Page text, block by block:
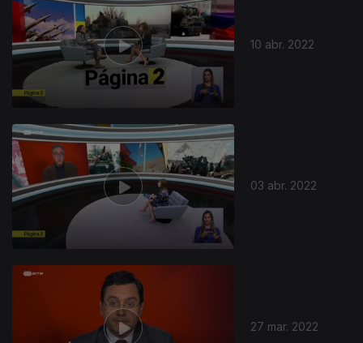
10 abr. 2022
03 abr. 2022
27 mar. 2022